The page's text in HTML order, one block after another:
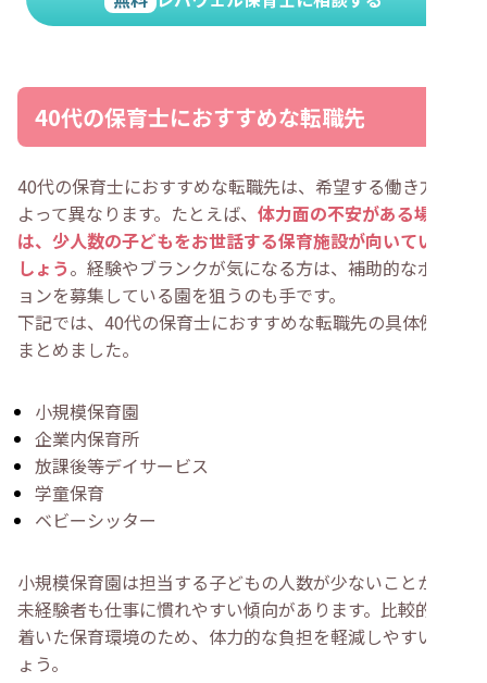
40代の保育士におすすめな転職先
40代の保育士におすすめな転職先は、希望する働き方に
よって異なります。たとえば、 体力面の不安がある場合
は、少人数の子どもをお世話する保育施設が向いているで
しょう。経験やブランクが気になる方は、補助的なポジシ
ョンを募集している園を狙うのも手です。
下記では、40代の保育士におすすめな転職先の具体例を
まとめました。
小規模保育園
企業内保育所
放課後等デイサービス
学童保育
ベビーシッター
小規模保育園は担当する子どもの人数が少ないことから、
未経験者も仕事に慣れやすい傾向があります。比較的落ち
着いた保育環境のため、体力的な負担を軽減しやすいでし
ょう。